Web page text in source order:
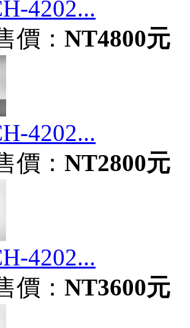
4202...
價： NT4800元
4202...
價： NT2800元
4202...
價： NT3600元